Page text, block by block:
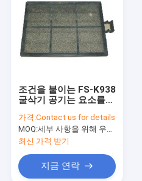
조건을 붙이는 FS-K938
굴삭기 공기는 요소를
가격:Contact us for details
MOQ:세부 사항을 위해 우리와 연락하세요
최신 가격 받기
지금 연락